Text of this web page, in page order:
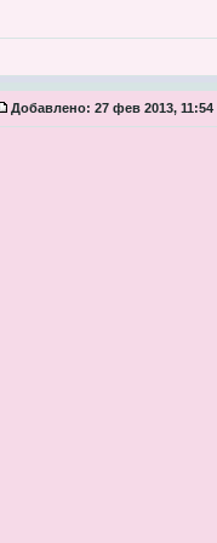
Добавлено: 27 фев 2013, 11:54